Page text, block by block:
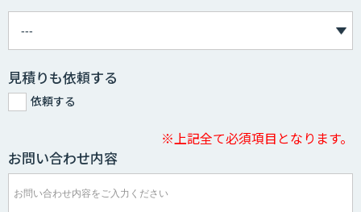
見積りも依頼する
依頼する
※上記全て必須項目となります。
お問い合わせ内容